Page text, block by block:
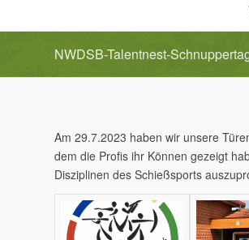
NWDSB-Talentnest-
Am 29.7.2023 haben wir unsere
dem die Profis ihr Können gezeigt
Disziplinen des Schießsports